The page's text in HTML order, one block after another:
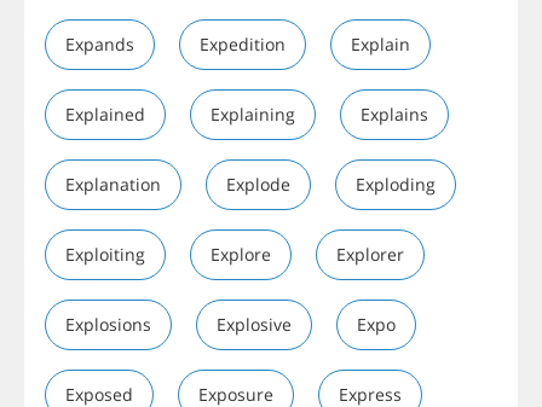
Expands Expedition Explain
Explained Explaining Explains
Explanation Explode Exploding
Exploiting Explore Explorer
Explosions Explosive Expo
Exposed Exposure Express